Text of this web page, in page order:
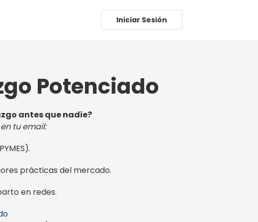
Iniciar Sesión
Potenciado
antes que nadie?
tu email:
prácticas del mercado.
en redes.